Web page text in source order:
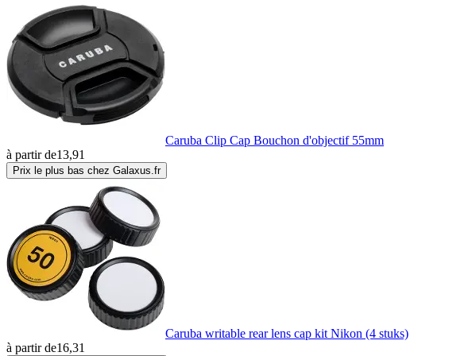
Caruba Clip Cap Bouchon d'objectif 55mm
à partir de13,91
Prix le plus bas chez Galaxus.fr
Caruba writable rear lens cap kit Nikon (4 stuks)
à partir de16,31